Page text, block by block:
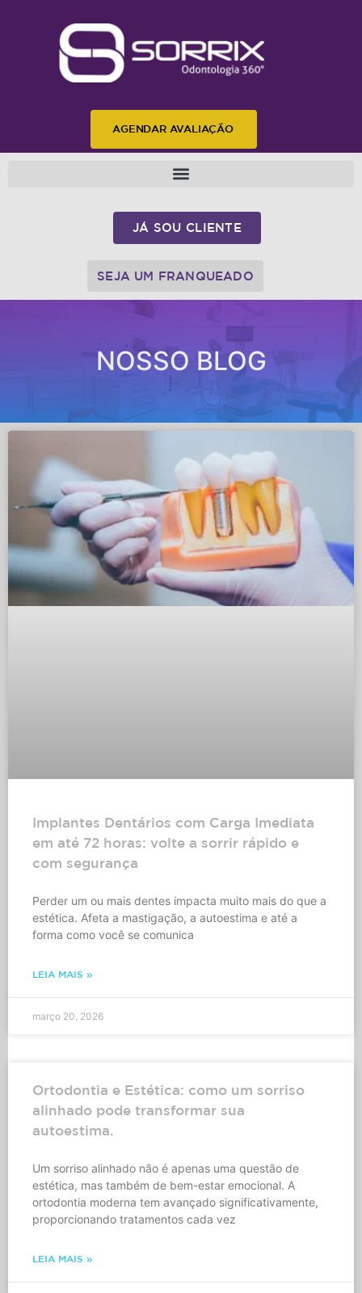
AGENDAR AVALIAÇÃO
JÁ SOU CLIENTE
SEJA UM FRANQUEADO
NOSSO BLOG
Implantes Dentários com Carga Imediata
em até 72 horas: volte a sorrir rápido e
com segurança
Perder um ou mais dentes impacta muito mais do que a
estética. Afeta a mastigação, a autoestima e até a
forma como você se comunica
LEIA MAIS »
março 20, 2026
Ortodontia e Estética: como um sorriso
alinhado pode transformar sua
autoestima.
Um sorriso alinhado não é apenas uma questão de
estética, mas também de bem-estar emocional. A
ortodontia moderna tem avançado significativamente,
proporcionando tratamentos cada vez
LEIA MAIS »